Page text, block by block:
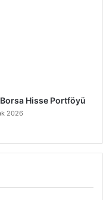
Hisse Portföyü
2026